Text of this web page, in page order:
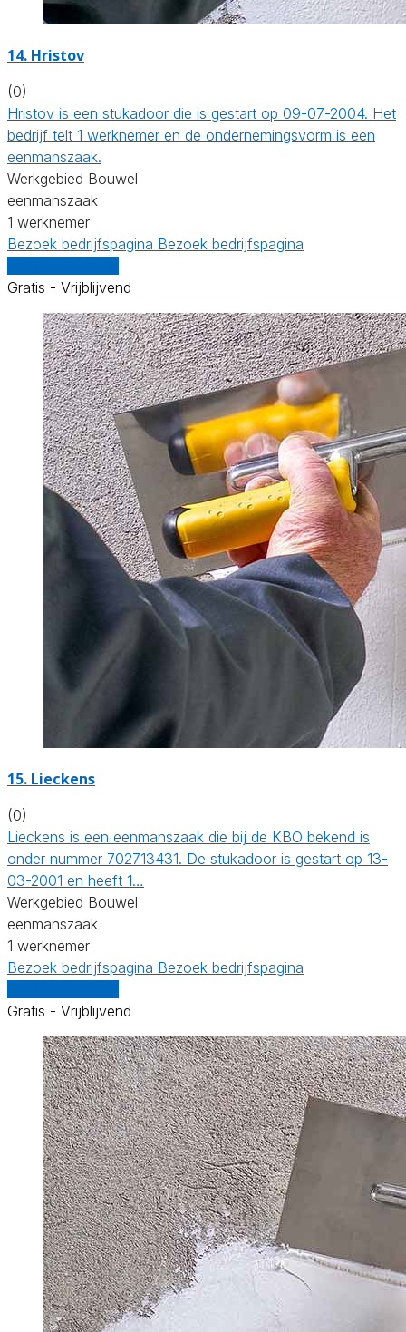
14. Hristov
(0)
Hristov is een stukadoor die is gestart op 09-07-2004. Het
bedrijf telt 1 werknemer en de ondernemingsvorm is een
eenmanszaak.
Werkgebied Bouwel
eenmanszaak
1 werknemer
Bezoek bedrijfspagina Bezoek bedrijfspagina
Gratis - Vrijblijvend
15. Lieckens
(0)
Lieckens is een eenmanszaak die bij de KBO bekend is
onder nummer 702713431. De stukadoor is gestart op 13-
03-2001 en heeft 1…
Werkgebied Bouwel
eenmanszaak
1 werknemer
Bezoek bedrijfspagina Bezoek bedrijfspagina
Gratis - Vrijblijvend